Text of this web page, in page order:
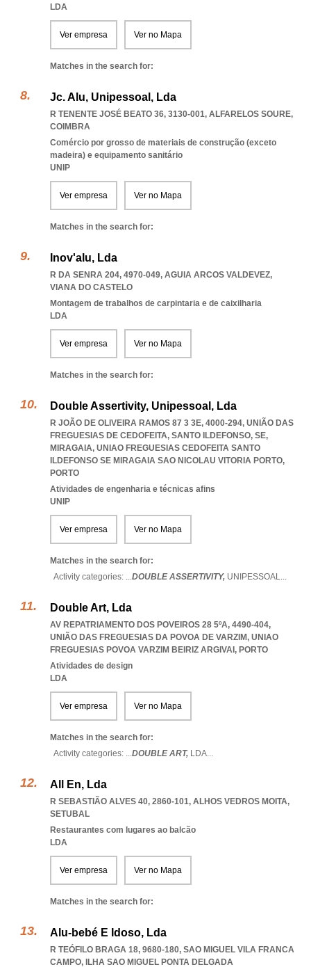
LDA
Ver empresa Ver no Mapa
Matches in the search for:
Jc. Alu, Unipessoal, Lda
R TENENTE JOSÉ BEATO 36, 3130-001, ALFARELOS SOURE,
COIMBRA
Comércio por grosso de materiais de construção (exceto
madeira) e equipamento sanitário
UNIP
Ver empresa Ver no Mapa
Matches in the search for:
Inov'alu, Lda
R DA SENRA 204, 4970-049, AGUIA ARCOS VALDEVEZ,
VIANA DO CASTELO
Montagem de trabalhos de carpintaria e de caixilharia
LDA
Ver empresa Ver no Mapa
Matches in the search for:
Double Assertivity, Unipessoal, Lda
R JOÃO DE OLIVEIRA RAMOS 87 3 3E, 4000-294, UNIÃO DAS
FREGUESIAS DE CEDOFEITA, SANTO ILDEFONSO, SE,
MIRAGAIA, UNIAO FREGUESIAS CEDOFEITA SANTO
ILDEFONSO SE MIRAGAIA SAO NICOLAU VITORIA PORTO,
PORTO
Atividades de engenharia e técnicas afins
UNIP
Ver empresa Ver no Mapa
Matches in the search for:
Activity categories: ...DOUBLE ASSERTIVITY, UNIPESSOAL...
Double Art, Lda
AV REPATRIAMENTO DOS POVEIROS 28 5ºA, 4490-404,
UNIÃO DAS FREGUESIAS DA POVOA DE VARZIM, UNIAO
FREGUESIAS POVOA VARZIM BEIRIZ ARGIVAI , PORTO
Atividades de design
LDA
Ver empresa Ver no Mapa
Matches in the search for:
Activity categories: ...DOUBLE ART, LDA...
All En, Lda
R SEBASTIÃO ALVES 40, 2860-101, ALHOS VEDROS MOITA,
SETUBAL
Restaurantes com lugares ao balcão
LDA
Ver empresa Ver no Mapa
Matches in the search for:
Alu-bebé E Idoso, Lda
R TEÓFILO BRAGA 18, 9680-180, SAO MIGUEL VILA FRANCA
CAMPO, ILHA SAO MIGUEL PONTA DELGADA